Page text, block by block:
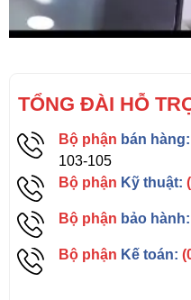
TỔNG ĐÀI HỖ
Bộ phận bán hàng:
103-105
Bộ phận Kỹ thuật:
Bộ phận bảo hành:
Bộ phận Kế toán: